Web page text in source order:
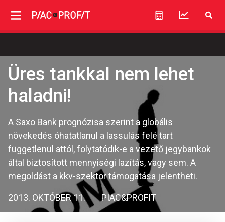
Üres tankkal nem lehet
haladni!
A Saxo Bank prognózisa szerint a globális
növekedés óhatatlanul a lassulás felé tart
függetlenül attól, folytatódik-e a vezető jegybankok
által biztosított mennyiségi lazítás, vagy sem. A
megoldást a kkv-szektor támogatása jelentheti.
2013. OKTÓBER 11. PIAC&PROFIT